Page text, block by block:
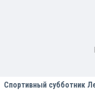
Спортивный субботник